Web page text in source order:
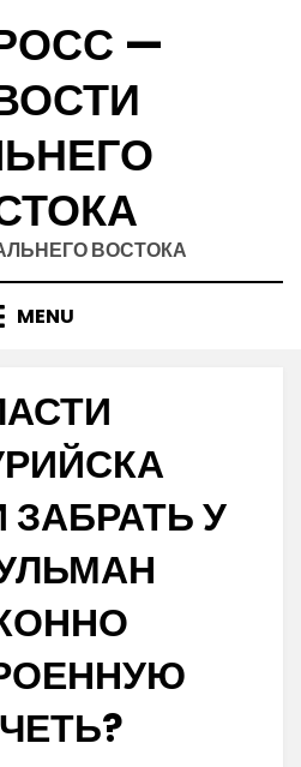
—
ВОСТОКА
MENU
У